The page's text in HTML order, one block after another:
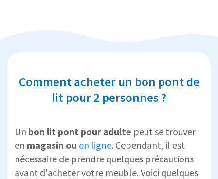
Comment acheter un bon pont de
lit pour 2 personnes ?
Un bon lit pont pour adulte peut se trouver
en magasin ou en ligne. Cependant, il est
nécessaire de prendre quelques précautions
avant d'acheter votre meuble. Voici quelques